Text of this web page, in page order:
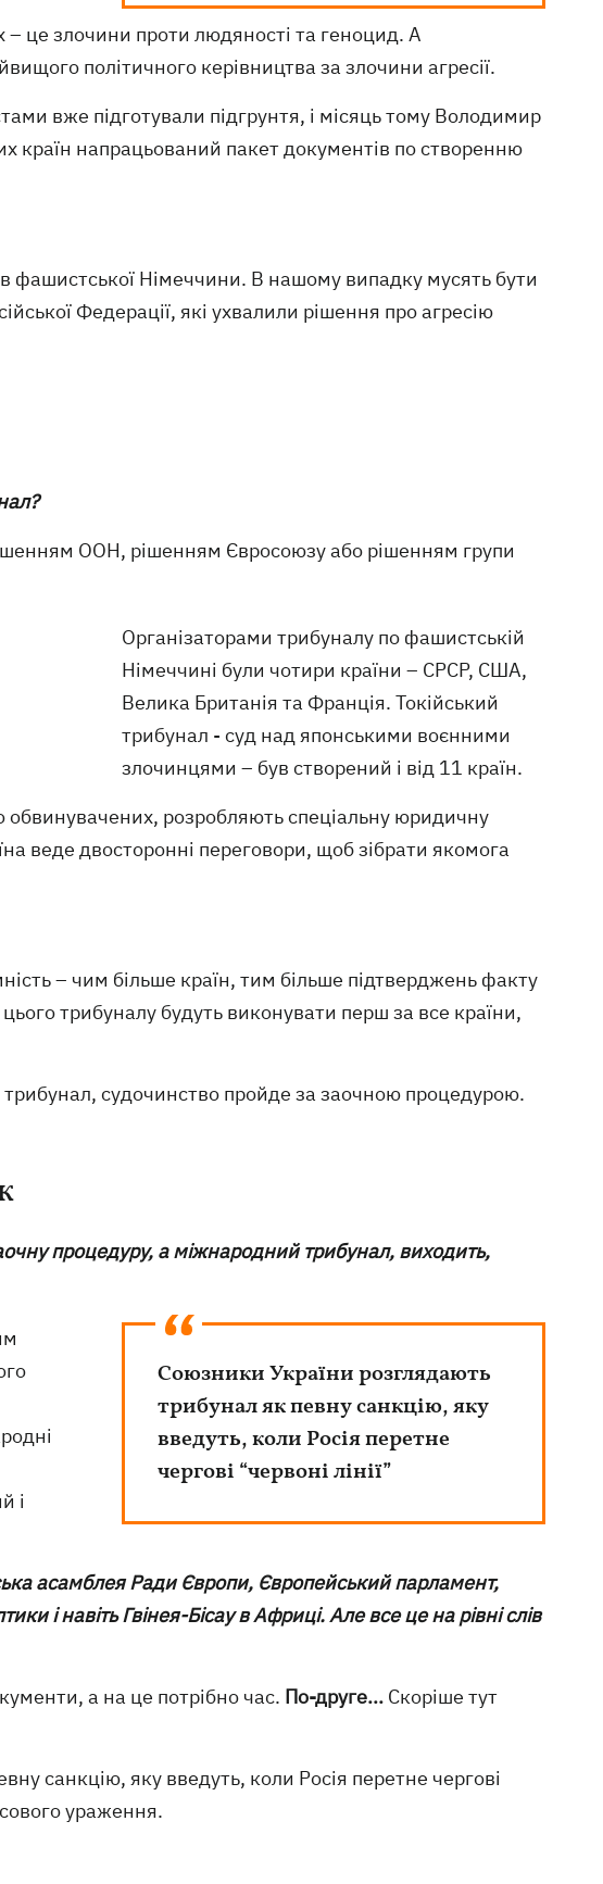
це злочини проти людяності та геноцид. А
політичного керівництва за злочини агресії.
вже підготували підгрунтя, і місяць тому Володимир
країн напрацьований пакет документів по створенню
фашистської Німеччини. В нашому випадку мусять бути
Федерації, які ухвалили рішення про агресію
ООН, рішенням Євросоюзу або рішенням групи
Організаторами трибуналу по фашистській
Німеччині були чотири країни – СРСР, США,
Велика Британія та Франція. Токійський
трибунал - суд над японськими воєнними
злочинцями – був створений і від 11 країн.
обвинувачених, розробляють спеціальну юридичну
веде двосторонні переговори, щоб зібрати якомога
– чим більше країн, тим більше підтверджень факту
трибуналу будуть виконувати перш за все країни,
судочинство пройде за заочною процедурою.
процедуру, а міжнародний трибунал, виходить,
і
Союзники України розглядають
трибунал як певну санкцію, яку
введуть, коли Росія перетне
чергові “червоні лінії”
асамблея Ради Європи, Європейський парламент,
і навіть Гвінея-Бісау в Африці. Але все це на рівні слів
а на це потрібно час. По-друге... Скоріше тут
санкцію, яку введуть, коли Росія перетне чергові
ураження.